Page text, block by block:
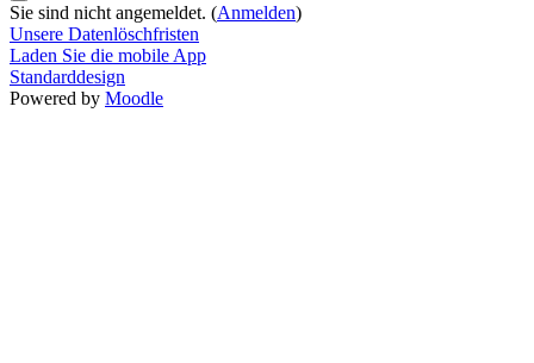
Sie sind nicht angemeldet. (Anmelden)
Unsere Datenlöschfristen
Laden Sie die mobile App
Standarddesign
Powered by Moodle